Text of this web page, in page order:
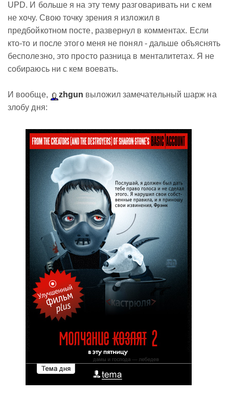
UPD. И больше я на эту тему разговаривать ни с кем
не хочу. Свою точку зрения я изложил в
предбойкотном посте, развернул в комментах. Если
кто-то и после этого меня не понял - дальше объяснять
бесполезно, это просто разница в менталитетах. Я не
собираюсь ни с кем воевать.
И вообще, zhgun выложил замечательный шарж на
злобу дня: